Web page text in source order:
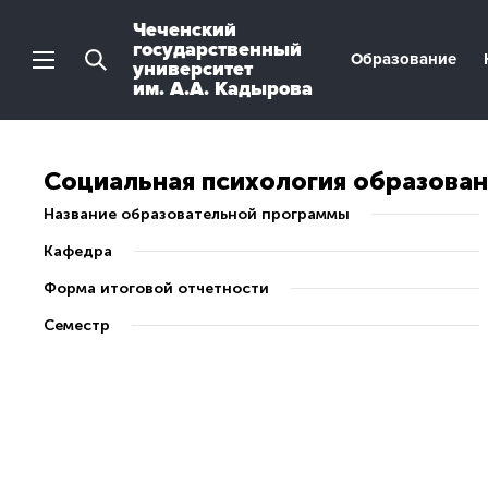
Чеченский
государственный
университет
им. А.А. Кадырова
Образование
Социальная психология
Название образовательной программы
Кафедра
Форма итоговой отчетности
Семестр